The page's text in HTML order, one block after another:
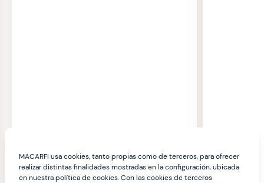
MACARFI usa cookies, tanto propias como de terceros, para ofrecer
realizar distintas finalidades mostradas en la configuración, ubicada
en nuestra política de cookies. Con las cookies de terceros